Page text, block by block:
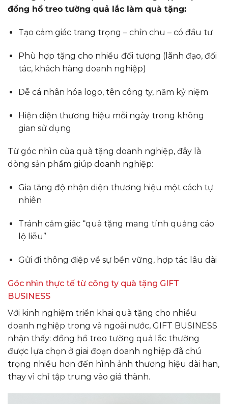
đồng hồ treo tường quả lắc làm quà tặng:
Tạo cảm giác trang trọng – chỉn chu – có đầu tư
Phù hợp tặng cho nhiều đối tượng (lãnh đạo, đối
tác, khách hàng doanh nghiệp)
Dễ cá nhân hóa logo, tên công ty, năm kỷ niệm
Hiện diện thương hiệu mỗi ngày trong không
gian sử dụng
Từ góc nhìn của quà tặng doanh nghiệp, đây là
dòng sản phẩm giúp doanh nghiệp:
Gia tăng độ nhận diện thương hiệu một cách tự
nhiên
Tránh cảm giác “quà tặng mang tính quảng cáo
lộ liễu”
Gửi đi thông điệp về sự bền vững, hợp tác lâu dài
Góc nhìn thực tế từ công ty quà tặng GIFT
BUSINESS
Với kinh nghiệm triển khai quà tặng cho nhiều
doanh nghiệp trong và ngoài nước, GIFT BUSINESS
nhận thấy: đồng hồ treo tường quả lắc thường
được lựa chọn ở giai đoạn doanh nghiệp đã chú
trọng nhiều hơn đến hình ảnh thương hiệu dài hạn,
thay vì chỉ tập trung vào giá thành.